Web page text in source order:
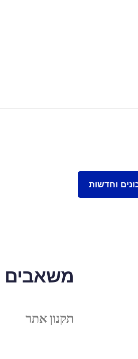
משאבים
תקנון אתר